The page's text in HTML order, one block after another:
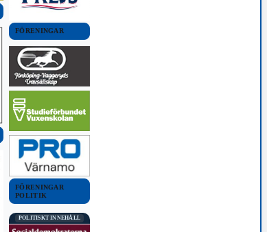
FÖRENINGAR
FÖRENINGAR
POLITIK
POLITISKT INNEHÅLL